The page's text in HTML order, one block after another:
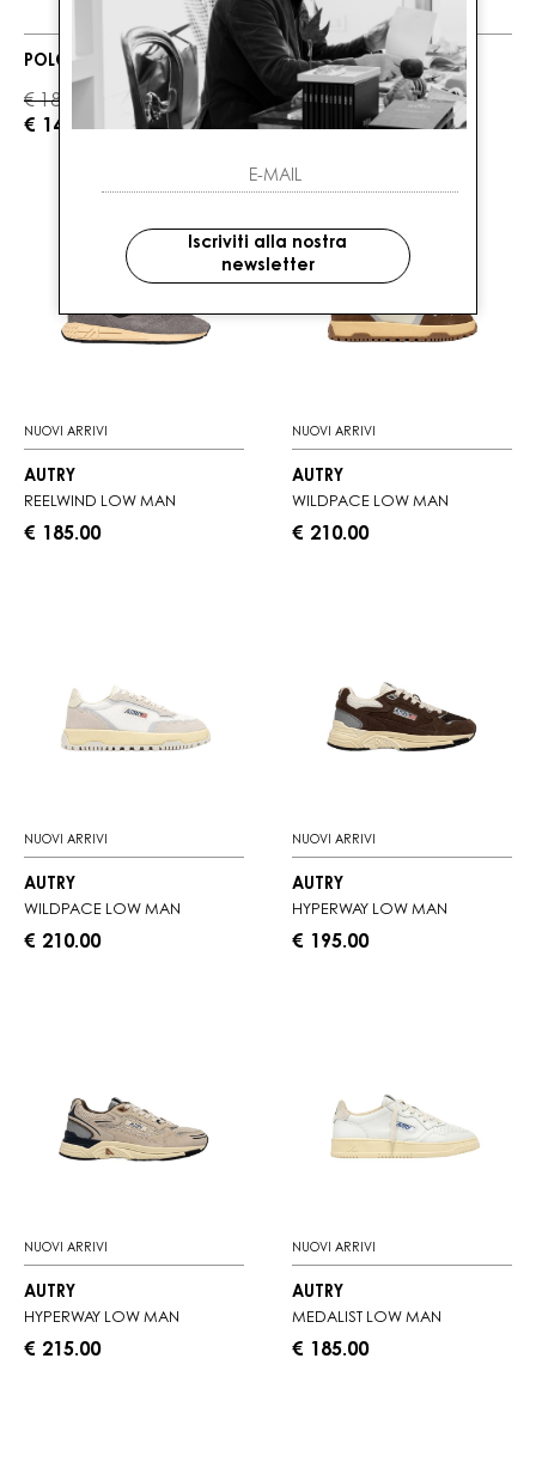
POLO RALPH LAUREN
€ 185.00 -20%
€ 148.00
NUOVI ARRIVI
AUTRY
REELWIND LOW MAN
€ 185.00
NUOVI ARRIVI
AUTRY
REELWIND LOW MAN
€ 185.00
NUOVI ARRIVI
AUTRY
WILDPACE LOW MAN
€ 210.00
NUOVI ARRIVI
AUTRY
WILDPACE LOW MAN
€ 210.00
NUOVI ARRIVI
AUTRY
HYPERWAY LOW MAN
€ 195.00
NUOVI ARRIVI
AUTRY
HYPERWAY LOW MAN
€ 215.00
NUOVI ARRIVI
AUTRY
MEDALIST LOW MAN
€ 185.00
Iscriviti alla nostra
newsletter